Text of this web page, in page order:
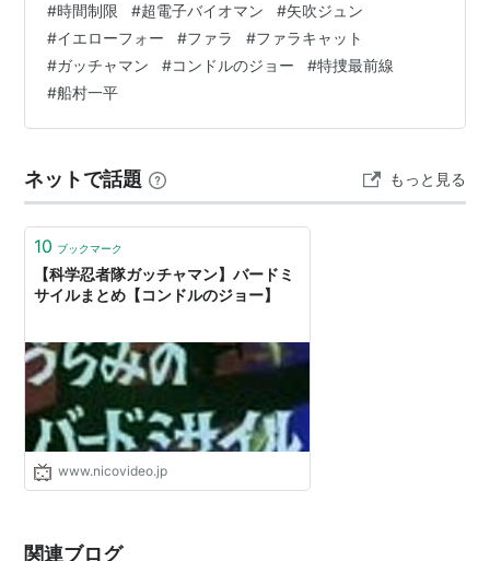
裕子)が新帝国ギア側の主役である。この事からわかるか
もしれないが、全編で矢吹ジュンがアクションを魅せ、
バイクに立ち乗りしながら矢を射ったり、ロープでぶら
下りながら矢を射ったりするのだ。 ただ、その全てを書
く時間など到底取れないので、タイトルの21599秒に因
#時間制限 #超電子バイオマン #矢吹ジュン
#イエローフォー #ファラ #ファラキャット
#ガッチャマン #コンドルのジョー #特捜最前線
#船村一平
ネットで話題 もっと見る
10 ブックマーク
【科学忍者隊ガッチャマン】バードミ
サイルまとめ【コンドルのジョー】
www.nicovideo.jp
関連ブログ